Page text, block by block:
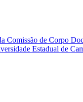
Comissão de Corpo
Estadual de